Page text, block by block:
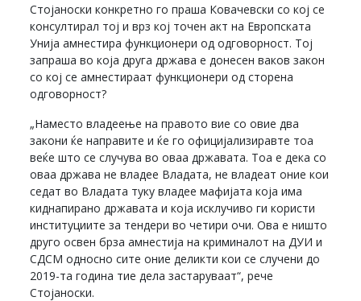
Стојаноски конкретно го праша Ковачевски со кој се
консултирал тој и врз кој точен акт на Европската
Унија амнестира функционери од одговорност. Тој
запраша во која друга држава е донесен ваков закон
со кој се амнестираат функционери од сторена
одговорност?
„Наместо владеење на правото вие со овие два
закони ќе направите и ќе го официјализиравте тоа
веќе што се случува во оваа државата. Тоа е дека со
оваа држава не владее Владата, не владеат оние кои
седат во Владата туку владее мафијата која има
киднапирано државата и која исклучиво ги користи
институциите за тендери во четири очи. Ова е ништо
друго освен брза амнестија на криминалот на ДУИ и
СДСМ односно сите оние деликти кои се случени до
2019-та година тие дела застаруваат“, рече
Стојаноски.